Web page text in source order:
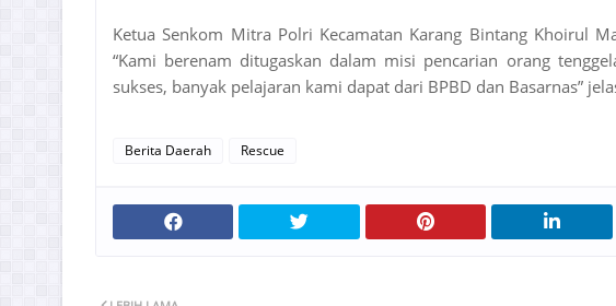
Ketua Senkom Mitra Polri Kecamatan Karang Bintang Khoirul
“Kami berenam ditugaskan dalam misi pencarian orang
sukses, banyak pelajaran kami dapat dari BPBD dan Basarnas”
Berita Daerah Rescue